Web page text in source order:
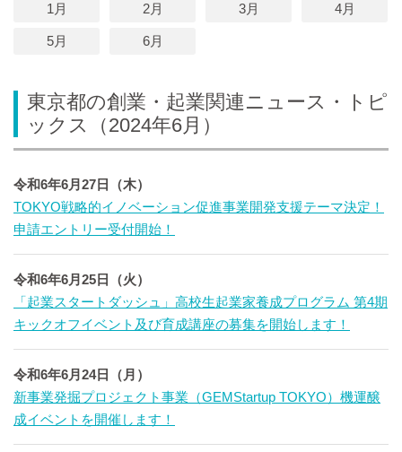
1月 2月 3月 4月
5月 6月
東京都の創業・起業関連ニュース・トピ
ックス（2024年6月）
令和6年6月27日（木）
TOKYO戦略的イノベーション促進事業開発支援テーマ決定！
申請エントリー受付開始！
令和6年6月25日（火）
「起業スタートダッシュ」高校生起業家養成プログラム 第4期
キックオフイベント及び育成講座の募集を開始します！
令和6年6月24日（月）
新事業発掘プロジェクト事業（GEMStartup TOKYO）機運醸
成イベントを開催します！